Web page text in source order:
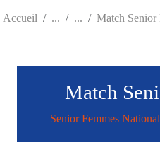
Accueil Match Senior
Match
Senior Femmes